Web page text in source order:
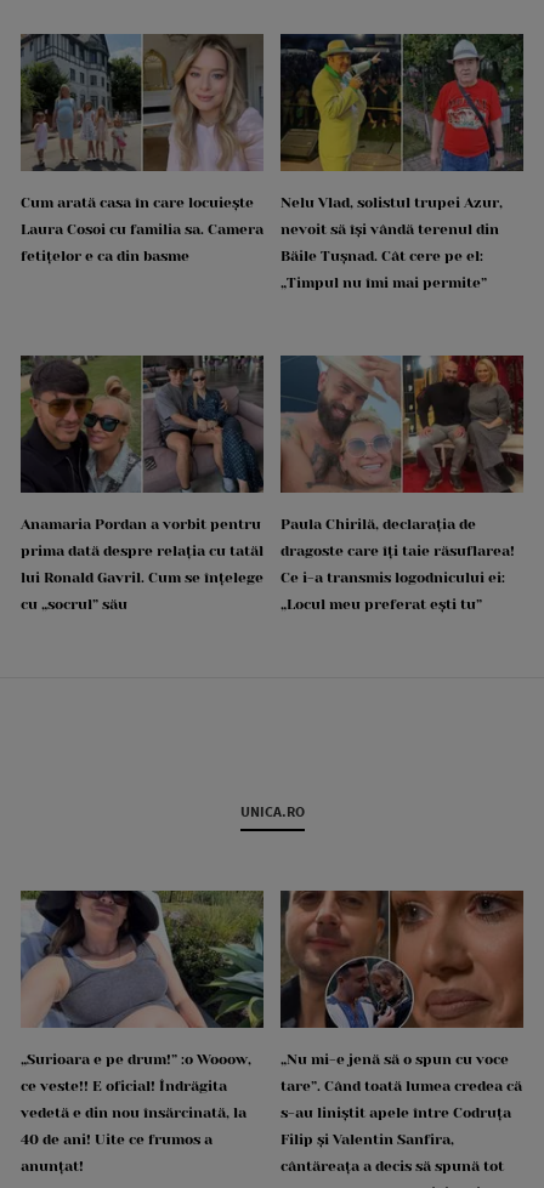
Cum arată casa în care locuiește
Laura Cosoi cu familia sa. Camera
fetițelor e ca din basme
Nelu Vlad, solistul trupei Azur,
nevoit să își vândă terenul din
Băile Tușnad. Cât cere pe el:
„Timpul nu îmi mai permite”
Anamaria Pordan a vorbit pentru
prima dată despre relația cu tatăl
lui Ronald Gavril. Cum se înțelege
cu „socrul” său
Paula Chirilă, declarația de
dragoste care îți taie răsuflarea!
Ce i-a transmis logodnicului ei:
„Locul meu preferat ești tu”
UNICA.RO
„Surioara e pe drum!” :o Wooow,
ce veste!! E oficial! Îndrăgita
vedetă e din nou însărcinată, la
40 de ani! Uite ce frumos a
anunțat!
„Nu mi-e jenă să o spun cu voce
tare”. Când toată lumea credea că
s-au liniștit apele între Codruța
Filip și Valentin Sanfira,
cântăreața a decis să spună tot